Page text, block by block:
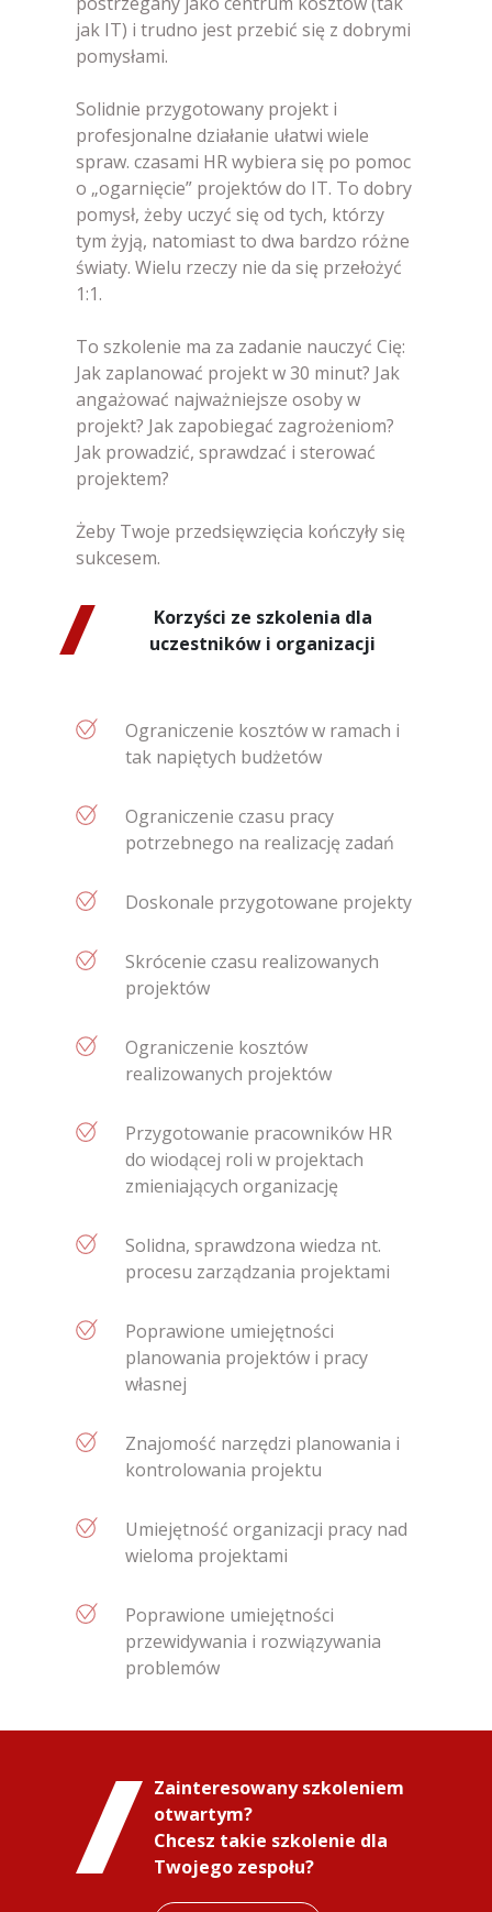
jak IT) i trudno jest przebić się z dobrymi
pomysłami.
Solidnie przygotowany projekt i
profesjonalne działanie ułatwi wiele
spraw. czasami HR wybiera się po pomoc
o „ogarnięcie” projektów do IT. To dobry
pomysł, żeby uczyć się od tych, którzy
tym żyją, natomiast to dwa bardzo różne
światy. Wielu rzeczy nie da się przełożyć
1:1.
To szkolenie ma za zadanie nauczyć Cię:
Jak zaplanować projekt w 30 minut? Jak
angażować najważniejsze osoby w
projekt? Jak zapobiegać zagrożeniom?
Jak prowadzić, sprawdzać i sterować
projektem?
Żeby Twoje przedsięwzięcia kończyły się
sukcesem.
Korzyści ze szkolenia dla
uczestników i organizacji
Ograniczenie kosztów w ramach i
tak napiętych budżetów
Ograniczenie czasu pracy
potrzebnego na realizację zadań
Doskonale przygotowane projekty
Skrócenie czasu realizowanych
projektów
Ograniczenie kosztów
realizowanych projektów
Przygotowanie pracowników HR
do wiodącej roli w projektach
zmieniających organizację
Solidna, sprawdzona wiedza nt.
procesu zarządzania projektami
Poprawione umiejętności
planowania projektów i pracy
własnej
Znajomość narzędzi planowania i
kontrolowania projektu
Umiejętność organizacji pracy nad
wieloma projektami
Poprawione umiejętności
przewidywania i rozwiązywania
problemów
Zainteresowany szkoleniem
otwartym?
Chcesz takie szkolenie dla
Twojego zespołu?